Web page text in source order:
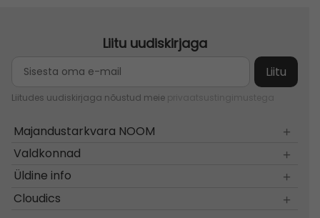
Liitu uudiskirjaga
Liitudes uudiskirjaga nõustud meie
Majandustarkvara NOOM
Valdkonnad
Üldine info
Cloudics